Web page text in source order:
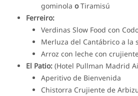
gominolaoTiramisú
Ferreiro:
Verdinas Slow Food con
Merluza del Cantábrico a la
Arroz con leche con
El Patio: (Hotel Pullman Madrid
Aperitivo de Bienvenida
Chistorra Crujiente de